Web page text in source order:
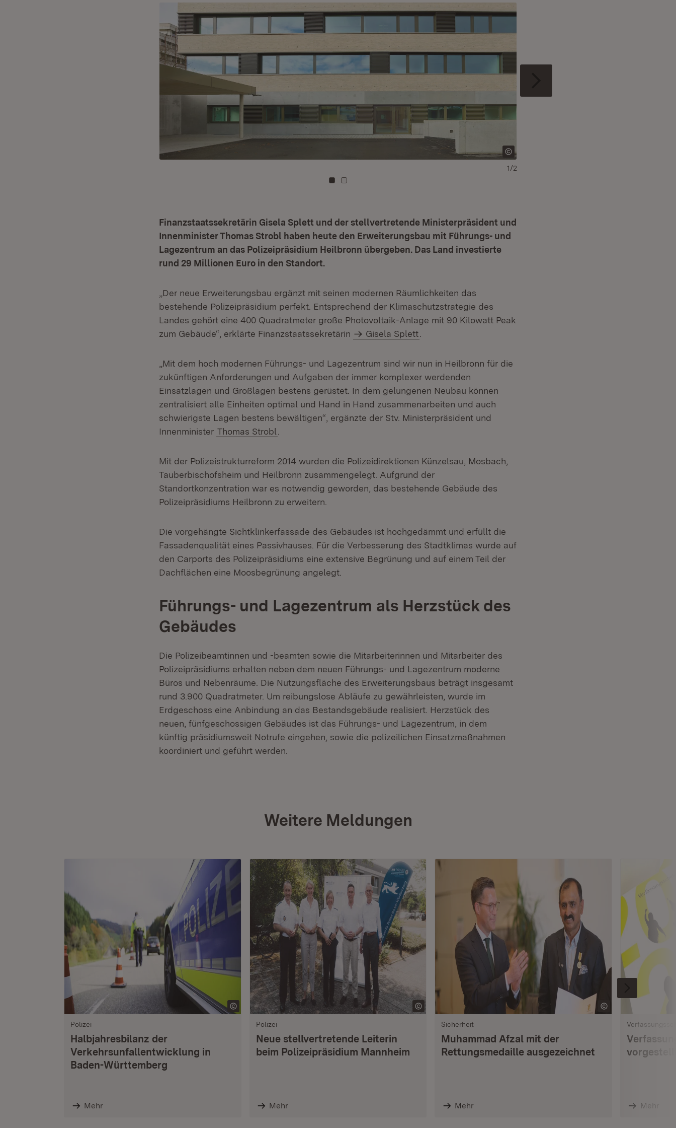
Zu Kachel: 0
Zu Kachel: 1
1/2
Finanzstaatssekretärin Gisela Splett und der stellvertretende Ministerpräsident und
Innenminister Thomas Strobl haben heute den Erweiterungsbau mit Führungs- und
Lagezentrum an das Polizeipräsidium Heilbronn übergeben. Das Land investierte
rund 29 Millionen Euro in den Standort.
„Der neue Erweiterungsbau ergänzt mit seinen modernen Räumlichkeiten das
bestehende Polizeipräsidium perfekt. Entsprechend der Klimaschutzstrategie des
Landes gehört eine 400 Quadratmeter große Photovoltaik-Anlage mit 90 Kilowatt Peak
zum Gebäude“, erklärte Finanzstaatssekretärin
Gisela Splett
„Mit dem hoch modernen Führungs- und Lagezentrum sind wir nun in Heilbronn für die
zukünftigen Anforderungen und Aufgaben der immer komplexer werdenden
Einsatzlagen und Großlagen bestens gerüstet. In dem gelungenen Neubau können
zentralisiert alle Einheiten optimal und Hand in Hand zusammenarbeiten und auch
schwierigste Lagen bestens bewältigen“, ergänzte der Stv. Ministerpräsident und
Innenminister Thomas Strobl
Mit der Polizeistrukturreform 2014 wurden die Polizeidirektionen Künzelsau, Mosbach,
Tauberbischofsheim und Heilbronn zusammengelegt. Aufgrund der
Standortkonzentration war es notwendig geworden, das bestehende Gebäude des
Polizeipräsidiums Heilbronn zu erweitern.
Die vorgehängte Sichtklinkerfassade des Gebäudes ist hochgedämmt und erfüllt die
Fassadenqualität eines Passivhauses. Für die Verbesserung des Stadtklimas wurde auf
den Carports des Polizeipräsidiums eine extensive Begrünung und auf einem Teil der
Dachflächen eine Moosbegrünung angelegt.
Führungs- und Lagezentrum als Herzstück des
Gebäudes
Die Polizeibeamtinnen und -beamten sowie die Mitarbeiterinnen und Mitarbeiter des
Polizeipräsidiums erhalten neben dem neuen Führungs- und Lagezentrum moderne
Büros und Nebenräume. Die Nutzungsfläche des Erweiterungsbaus beträgt insgesamt
rund 3.900 Quadratmeter. Um reibungslose Abläufe zu gewährleisten, wurde im
Erdgeschoss eine Anbindung an das Bestandsgebäude realisiert. Herzstück des
neuen, fünfgeschossigen Gebäudes ist das Führungs- und Lagezentrum, in dem
künftig präsidiumsweit Notrufe eingehen, sowie die polizeilichen Einsatzmaßnahmen
koordiniert und geführt werden.
Weitere Meldungen
Polizei
Halbjahresbilanz der
Verkehrsunfallentwicklung in
Baden-Württemberg
Mehr
Polizei
Neue stellvertretende Leiterin
beim Polizeipräsidium Mannheim
Mehr
Sicherheit
Muhammad Afzal mit der
Rettungsmedaille ausgezeichnet
Mehr Mehr